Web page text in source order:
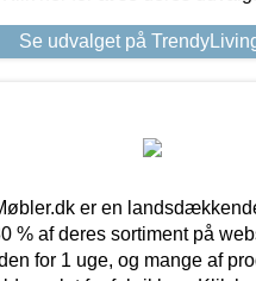
Se udvalget på
er en
% af deres sortiment på
for 1 uge, og mange af